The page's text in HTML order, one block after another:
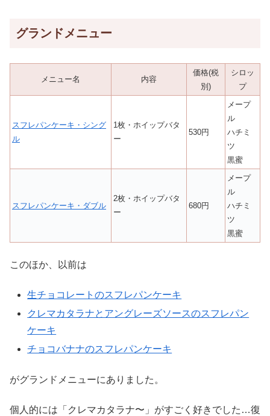
グランドメニュー
メニュー名 内容
価格(税
別)
シロッ
プ
スフレパンケーキ・シング
ル
1枚・ホイップバタ
ー
530円
メープ
ル
ハチミ
ツ
黒蜜
スフレパンケーキ・ダブル
2枚・ホイップバタ
ー
680円
メープ
ル
ハチミ
ツ
黒蜜
このほか、以前は
生チョコレートのスフレパンケーキ
クレマカタラナとアングレーズソースのスフレパン
ケーキ
チョコバナナのスフレパンケーキ
がグランドメニューにありました。
個人的には「クレマカタラナ〜」がすごく好きでした…復